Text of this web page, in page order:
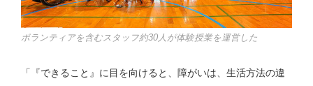
ボランティアを含むスタッフ約30人が体験授業を運営した
「『できること』に目を向けると、障がいは、生活方法の違